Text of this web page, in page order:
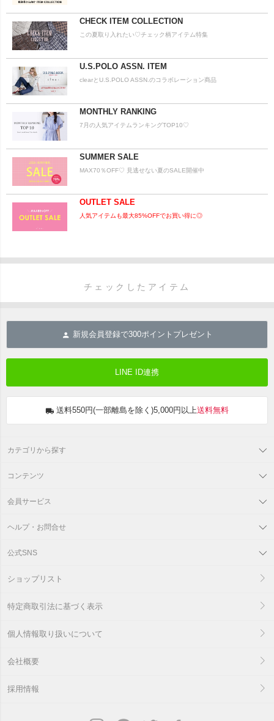
CHECK ITEM COLLECTION
この夏取り入れたい♡チェック柄アイテム特集
U.S.POLO ASSN. ITEM
clearとU.S.POLO ASSN.のコラボレーション商品
MONTHLY RANKING
7月の人気アイテムランキングTOP10♡
SUMMER SALE
MAX70％OFF♡ 見逃せない夏のSALE開催中
OUTLET SALE
人気アイテムも最大85%OFFでお買い得に◎
チェックしたアイテム
新規会員登録で300ポイントプレゼント
LINE ID連携
送料550円(一部離島を除く)5,000円以上送料無料
カテゴリから探す
コンテンツ
会員サービス
ヘルプ・お問合せ
公式SNS
ショップリスト
特定商取引法に基づく表示
個人情報取り扱いについて
会社概要
採用情報